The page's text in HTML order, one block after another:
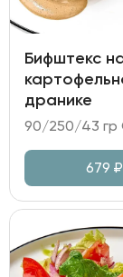
Бифштекс
дранике
679 ₽